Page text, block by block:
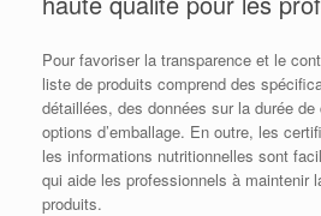
Pour favoriser la transparence et le
liste de produits comprend des
détaillées, des données sur la durée
options d’emballage. En outre, les
les informations nutritionnelles sont
qui aide les professionnels à maintenir
produits.